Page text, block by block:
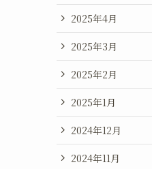
2025年4月
2025年3月
2025年2月
2025年1月
2024年12月
2024年11月